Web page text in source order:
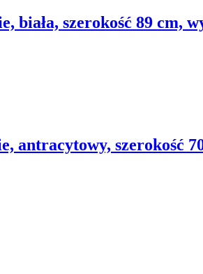
biała, szerokość 89 cm,
antracytowy, szerokość